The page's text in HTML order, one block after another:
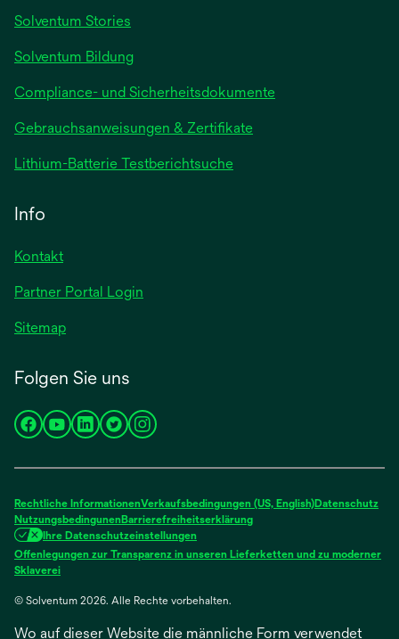
Registerkarte
Solventum Stories
Solventum Bildung
Compliance- und Sicherheitsdokumente
Gebrauchsanweisungen & Zertifikatewird
Lithium-Batterie Testberichtsuchewird
Info
Kontakt
Partner Portal Login
Sitemap
Folgen Sie uns
wird
neuen
Registerkarte
geöffnet
wird
neuen
Registerkarte
geöffnet
wird
neuen
Registerkarte
geöffnet
wird
neuen
Registerkarte
geöffnet
wird
neuen
Registerkarte
geöffnet
Rechtliche InformationenVerkaufsbedingungen (US, English)Datenschutz
NutzungsbedingunenBarrierefreiheitserklärung
Ihre Datenschutzeinstellungen
Offenlegungen zur Transparenz in unseren Lieferketten und zu moderner
Sklavereiwird
einer
Registerkarte
© Solventum 2026. Alle Rechte vorbehalten.
Wo auf dieser Website die männliche Form verwendet